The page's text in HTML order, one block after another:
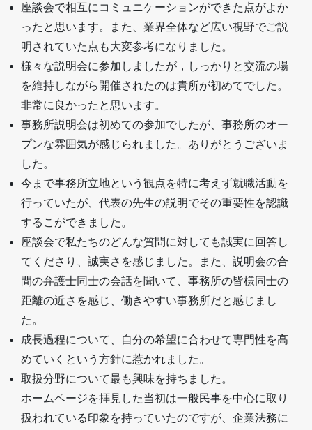
座談会で相互にコミュニケーションができた点がよか
ったと思います。また、業界全体など広い視野でご説
明されていた点も大変参考になりました。
様々な説明会に参加しましたが，しっかりと交流の場
を維持しながら開催されたのは貴所が初めてでした。
非常に良かったと思います。
事務所説明会は初めての参加でしたが、事務所のオー
プンな雰囲気が感じられました。ありがとうございま
した。
今まで事務所立地という観点を特に考えず就職活動を
行っていたが、代表の先生の説明でその重要性を認識
するこができました。
座談会で私たちのどんな質問に対しても誠実に回答し
てくださり、誠実さを感じました。また、説明会の合
間の弁護士同士の会話を聞いて、事務所の皆様同士の
距離の近さを感じ、働きやすい事務所だと感じまし
た。
成長過程について、自分の希望に合わせて専門性を高
めていくという方針に惹かれました。
取扱分野について最も興味を持ちました。
ホームページを拝見した当初は一般民事を中心に取り
扱われている印象を持っていたのですが、企業法務に